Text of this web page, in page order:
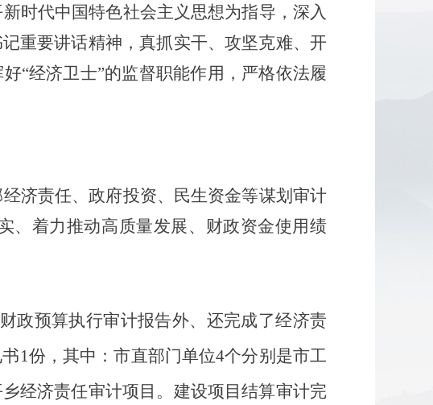
时代中国特色社会主义思想为指导，深入
重要讲话精神，真抓实干、攻坚克难、开
“经济卫士”的监督职能作用，严格依法履
济责任、政府投资、民生资金等谋划审计
、着力推动高质量发展、财政资金使用绩
政预算执行审计报告外、还完成了经济责
1份，其中：市直部门单位4个分别是市工
经济责任审计项目。建设项目结算审计完